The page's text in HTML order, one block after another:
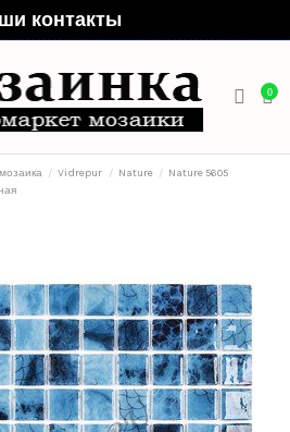
контакты
0
Vidrepur Nature
Nature 5605